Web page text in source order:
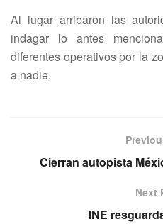
Al lugar arribaron las
indagar lo antes
diferentes operativos por la
a nadie.
Cierran autopista
Next
INE